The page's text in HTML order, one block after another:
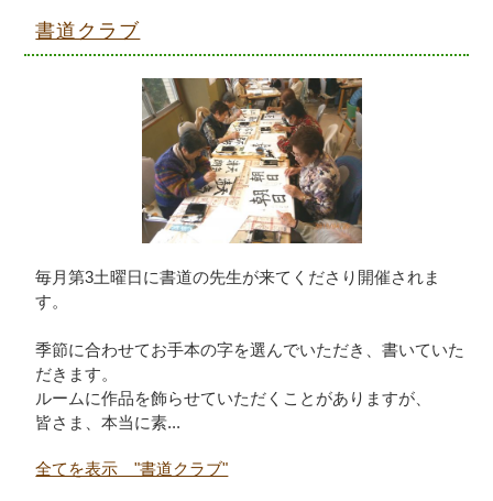
書道クラブ
毎月第3土曜日に書道の先生が来てくださり開催されま
す。
季節に合わせてお手本の字を選んでいただき、書いていた
だきます。
ルームに作品を飾らせていただくことがありますが、
皆さま、本当に素...
全てを表示 "書道クラブ"